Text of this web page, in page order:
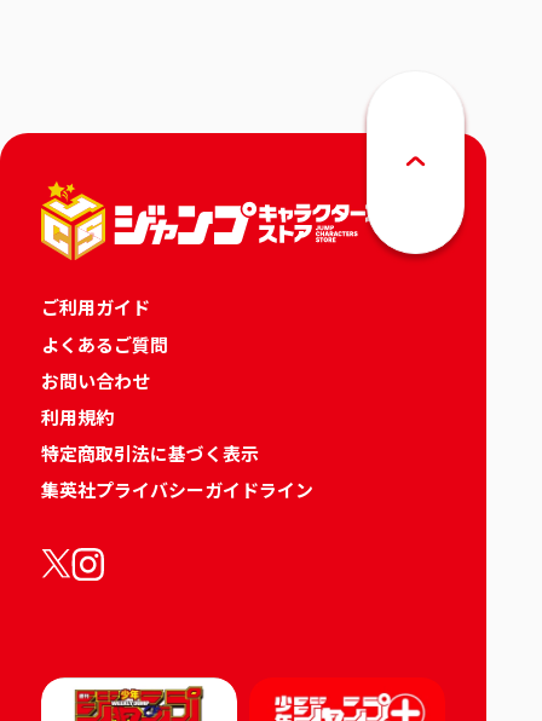
ご利用ガイド
よくあるご質問
お問い合わせ
利用規約
特定商取引法に基づく表示
集英社プライバシーガイドライン